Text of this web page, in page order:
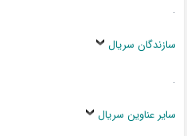
.
سازندگان سریال
.
سایر عناوین سریال